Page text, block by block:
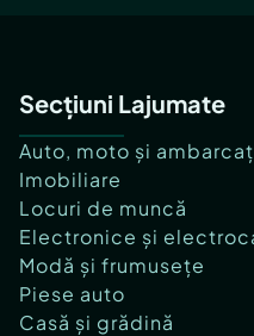
Secțiuni Lajumate
Auto, moto și
Imobiliare
Locuri de muncă
Electronice și
Modă și frumusețe
Piese auto
Casă și grădină